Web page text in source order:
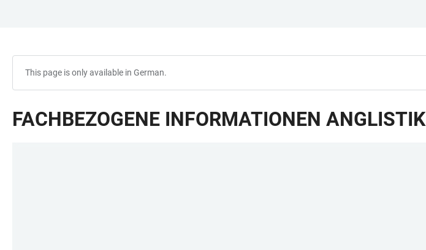
This page is only available in German.
FACHBEZOGENE INFORMATIONEN ANGLISTIK